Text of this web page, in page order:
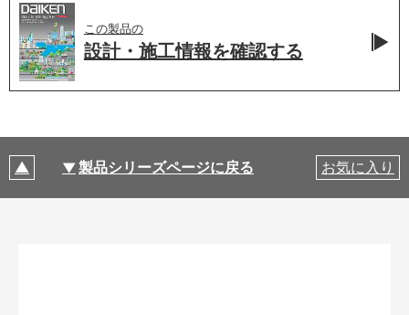
この製品の
設計・施工情報を確認する
製品シリーズページに戻る お気に入り